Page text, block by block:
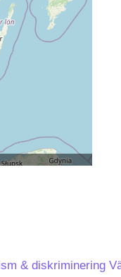
& diskriminering